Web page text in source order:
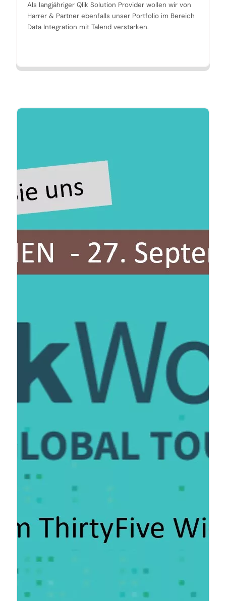
Als langjähriger Qlik Solution Provider wollen wir von
Harrer & Partner ebenfalls unser Portfolio im Bereich
Data Integration mit Talend verstärken.